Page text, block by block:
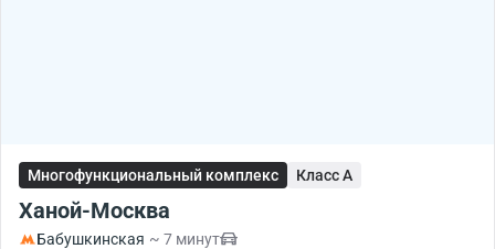
Многофункциональный комплекс Класс A
Ханой-Москва
Бабушкинская ~ 7 минут